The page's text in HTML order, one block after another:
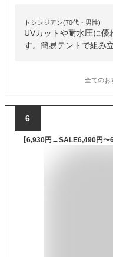
トシンジアン(70代・男性)
UVカットや耐水圧に
す。簡易テントで組み
全てのお
6